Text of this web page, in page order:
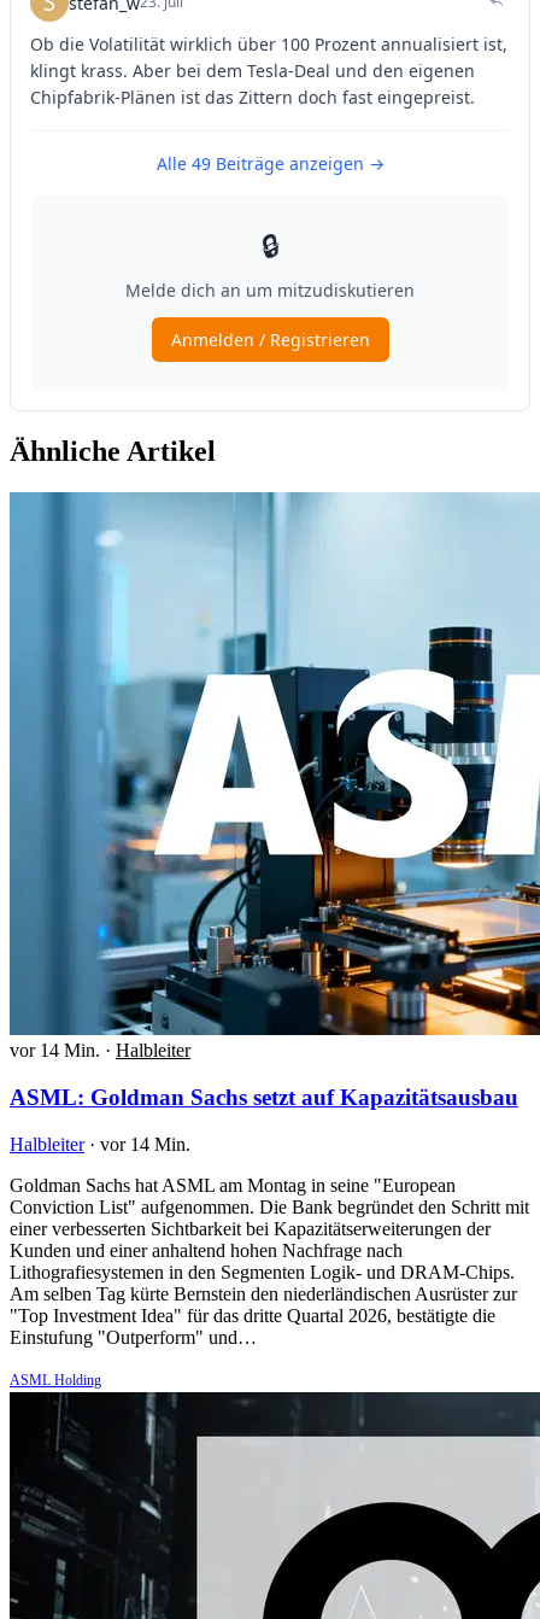
Ähnliche Artikel
vor 14 Min. · Halbleiter
ASML: Goldman Sachs setzt auf Kapazitätsausbau
Halbleiter · vor 14 Min.
Goldman Sachs hat ASML am Montag in seine "European
Conviction List" aufgenommen. Die Bank begründet den Schritt mit
einer verbesserten Sichtbarkeit bei Kapazitätserweiterungen der
Kunden und einer anhaltend hohen Nachfrage nach
Lithografiesystemen in den Segmenten Logik- und DRAM-Chips.
Am selben Tag kürte Bernstein den niederländischen Ausrüster zur
"Top Investment Idea" für das dritte Quartal 2026, bestätigte die
Einstufung "Outperform" und…
ASML Holding